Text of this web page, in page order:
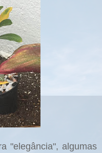
"elegância", algumas